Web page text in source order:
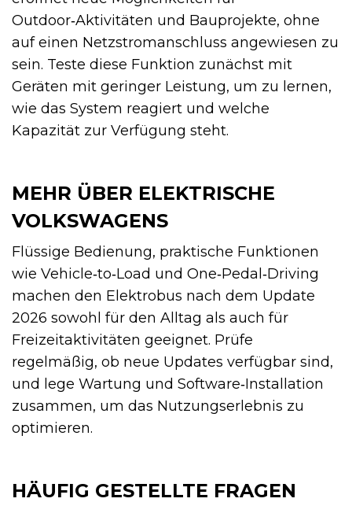
Outdoor‑Aktivitäten und Bauprojekte, ohne
auf einen Netzstromanschluss angewiesen zu
sein. Teste diese Funktion zunächst mit
Geräten mit geringer Leistung, um zu lernen,
wie das System reagiert und welche
Kapazität zur Verfügung steht.
MEHR ÜBER ELEKTRISCHE
VOLKSWAGENS
Flüssige Bedienung, praktische Funktionen
wie Vehicle‑to‑Load und One‑Pedal‑Driving
machen den Elektrobus nach dem Update
2026 sowohl für den Alltag als auch für
Freizeitaktivitäten geeignet. Prüfe
regelmäßig, ob neue Updates verfügbar sind,
und lege Wartung und Software‑Installation
zusammen, um das Nutzungserlebnis zu
optimieren.
HÄUFIG GESTELLTE FRAGEN